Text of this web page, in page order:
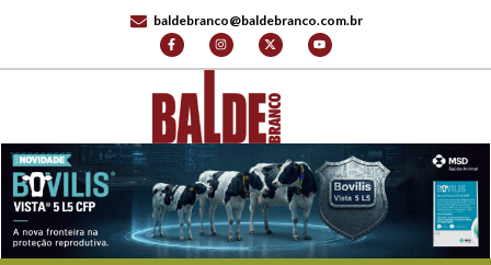
baldebranco@baldebranco.com.br